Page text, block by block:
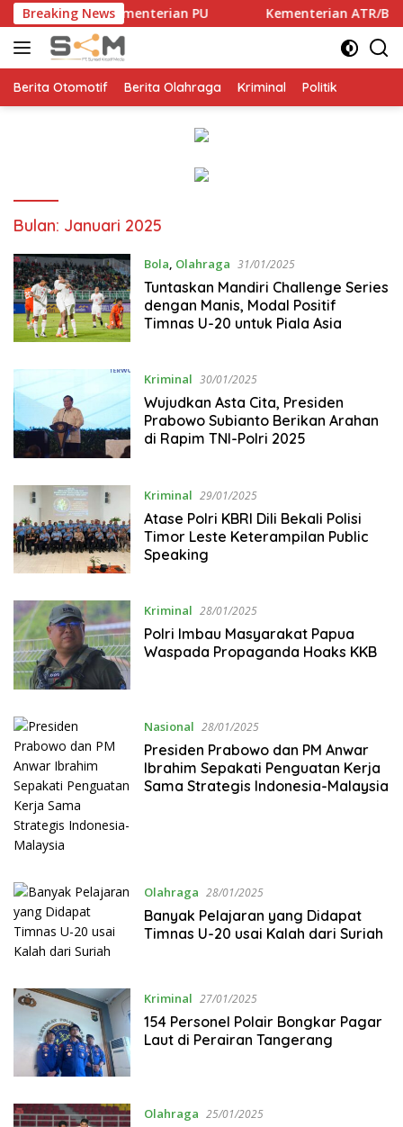
Langsung
ke
konten
Breaking News
PU Kementerian ATR/BPN, KPK, dan
Berita Otomotif Berita Olahraga Kriminal Politik
Bulan: Januari 2025
Bola, Olahraga 31/01/2025
Tuntaskan Mandiri Challenge Series
dengan Manis, Modal Positif
Timnas U-20 untuk Piala Asia
Kriminal 30/01/2025
Wujudkan Asta Cita, Presiden
Prabowo Subianto Berikan Arahan
di Rapim TNI-Polri 2025
Kriminal 29/01/2025
Atase Polri KBRI Dili Bekali Polisi
Timor Leste Keterampilan Public
Speaking
Kriminal 28/01/2025
Polri Imbau Masyarakat Papua
Waspada Propaganda Hoaks KKB
Nasional 28/01/2025
Presiden Prabowo dan PM Anwar
Ibrahim Sepakati Penguatan Kerja
Sama Strategis Indonesia-Malaysia
Olahraga 28/01/2025
Banyak Pelajaran yang Didapat
Timnas U-20 usai Kalah dari Suriah
Kriminal 27/01/2025
154 Personel Polair Bongkar Pagar
Laut di Perairan Tangerang
Olahraga 25/01/2025